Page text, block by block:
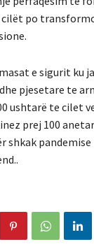
cilët po
e sigurit ku
pjesetare te
ushtarë te cilet
prej 100
pandemise